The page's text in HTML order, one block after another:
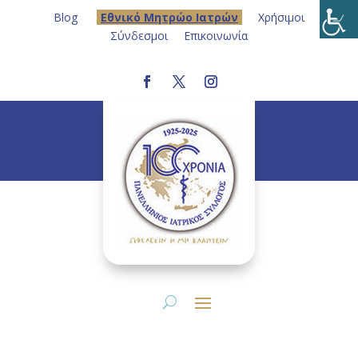
Blog Eθνικό Μητρώο Ιατρών
Χρήσιμοι
Σύνδεσμοι
Επικοινωνία